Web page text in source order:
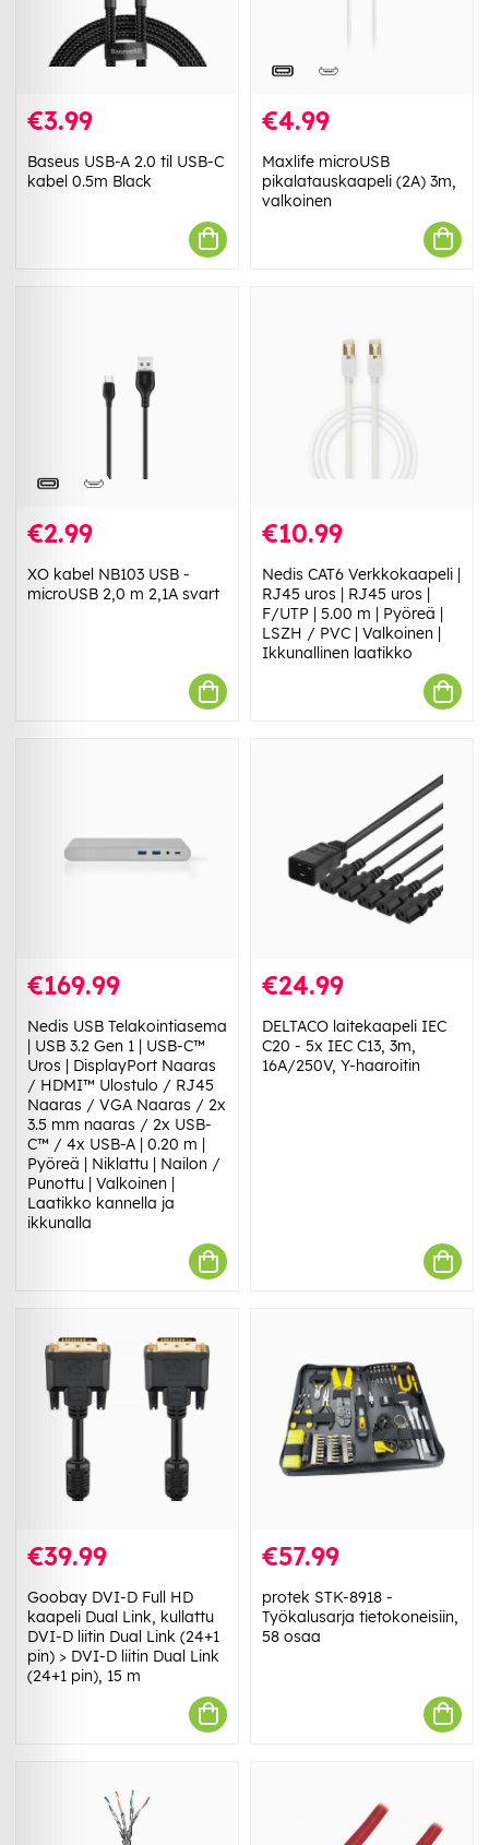
€3.99
Baseus USB-A 2.0 til USB-C
kabel 0.5m Black
€4.99
Maxlife microUSB
pikalatauskaapeli (2A) 3m,
valkoinen
€2.99
XO kabel NB103 USB -
microUSB 2,0 m 2,1A svart
€10.99
Nedis CAT6 Verkkokaapeli |
RJ45 uros | RJ45 uros |
F/UTP | 5.00 m | Pyöreä |
LSZH / PVC | Valkoinen |
Ikkunallinen laatikko
€169.99
Nedis USB Telakointiasema
| USB 3.2 Gen 1 | USB-C™
Uros | DisplayPort Naaras
/ HDMI™ Ulostulo / RJ45
Naaras / VGA Naaras / 2x
3.5 mm naaras / 2x USB-
C™ / 4x USB-A | 0.20 m |
Pyöreä | Niklattu | Nailon /
Punottu | Valkoinen |
Laatikko kannella ja
ikkunalla
€24.99
DELTACO laitekaapeli IEC
C20 - 5x IEC C13, 3m,
16A/250V, Y-haaroitin
€39.99
Goobay DVI-D Full HD
kaapeli Dual Link, kullattu
DVI-D liitin Dual Link (24+1
pin) > DVI-D liitin Dual Link
(24+1 pin), 15 m
€57.99
protek STK-8918 -
Työkalusarja tietokoneisiin,
58 osaa